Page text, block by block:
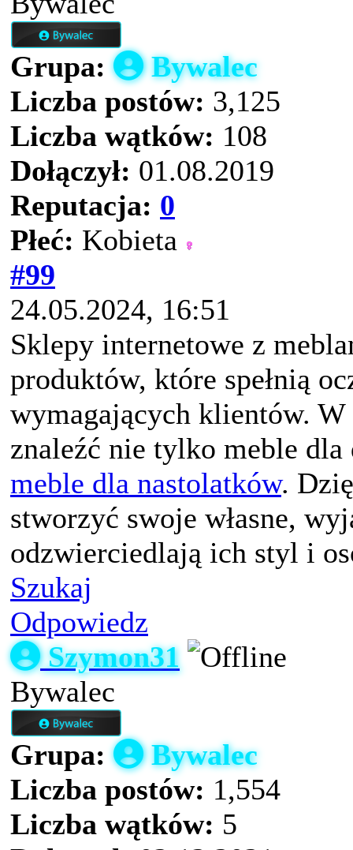
Grupa:
Bywalec
Liczba postów: 3,125
Liczba wątków: 108
Dołączył: 01.08.2019
Reputacja: 0
Płeć: Kobieta
#99
24.05.2024, 16:51
Sklepy internetowe z
produktów, które spełnią
wymagających klientów.
znaleźć nie tylko meble dla
meble dla nastolatków.
stworzyć swoje własne,
odzwierciedlają ich styl i
Szukaj
Odpowiedz
Szymon31
Bywalec
Grupa:
Bywalec
Liczba postów: 1,554
Liczba wątków: 5